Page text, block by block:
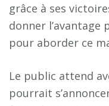
grâce à ses
donner l’avantage
pour aborder ce
Le public attend
pourrait